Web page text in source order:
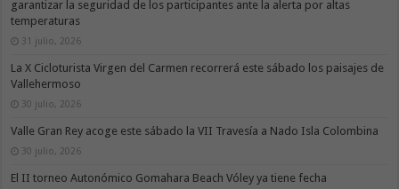
garantizar la seguridad de los participantes ante la alerta por altas
temperaturas
31 julio, 2026
La X Cicloturista Virgen del Carmen recorrerá este sábado los paisajes de
Vallehermoso
30 julio, 2026
Valle Gran Rey acoge este sábado la VII Travesía a Nado Isla Colombina
30 julio, 2026
El II torneo Autonómico Gomahara Beach Vóley ya tiene fecha